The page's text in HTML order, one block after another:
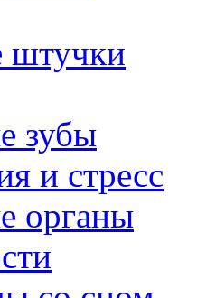
штучки
зубы
и стресс
органы